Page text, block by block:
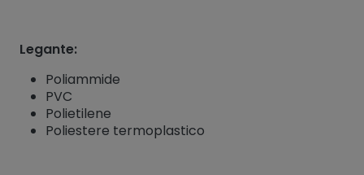
Legante:
Poliammide
PVC
Polietilene
Poliestere termoplastico